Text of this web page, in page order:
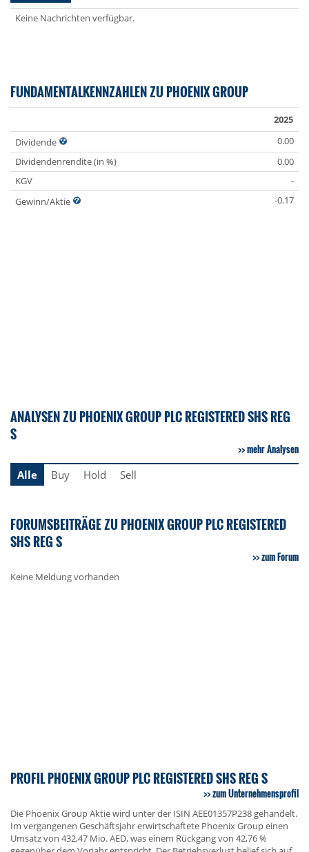
Keine Nachrichten verfügbar.
FUNDAMENTALKENNZAHLEN ZU PHOENIX GROUP
2025
Dividende
0.00
Dividendenrendite (in %)
0.00
KGV
-
Gewinn/Aktie
-0.17
ANALYSEN ZU PHOENIX GROUP PLC REGISTERED SHS REG
S
mehr Analysen
Alle
Buy Hold Sell
FORUMSBEITRÄGE ZU PHOENIX GROUP PLC REGISTERED
SHS REG S
zum Forum
Keine Meldung vorhanden
PROFIL PHOENIX GROUP PLC REGISTERED SHS REG S
zum Unternehmensprofil
Die Phoenix Group Aktie wird unter der ISIN AEE01357P238 gehandelt.
Im vergangenen Geschäftsjahr erwirtschaftete Phoenix Group einen
Umsatz von 432,47 Mio. AED, was einem Rückgang von 42,76 %